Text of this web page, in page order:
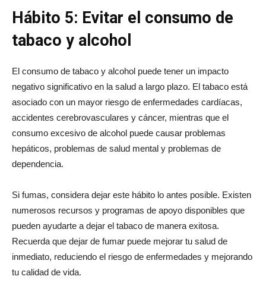
Hábito 5: Evitar el consumo de
tabaco y alcohol
El consumo de tabaco y alcohol puede tener un impacto
negativo significativo en la salud a largo plazo. El tabaco está
asociado con un mayor riesgo de enfermedades cardíacas,
accidentes cerebrovasculares y cáncer, mientras que el
consumo excesivo de alcohol puede causar problemas
hepáticos, problemas de salud mental y problemas de
dependencia.
Si fumas, considera dejar este hábito lo antes posible. Existen
numerosos recursos y programas de apoyo disponibles que
pueden ayudarte a dejar el tabaco de manera exitosa.
Recuerda que dejar de fumar puede mejorar tu salud de
inmediato, reduciendo el riesgo de enfermedades y mejorando
tu calidad de vida.